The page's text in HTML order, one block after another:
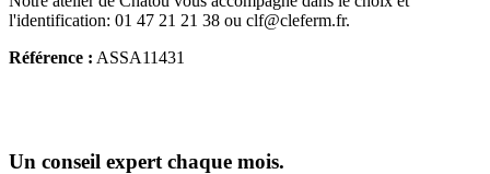
l'identification: 01 47 21 21 38 ou clf@cleferm.fr.
Référence : ASSA11431
Un conseil expert chaque mois.